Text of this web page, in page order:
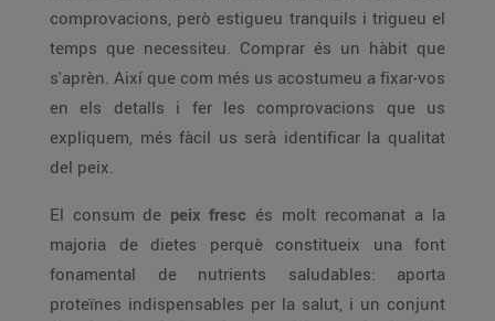
comprovacions, però estigueu tranquils i trigueu el
temps que necessiteu. Comprar és un hàbit que
s'aprèn. Així que com més us acostumeu a fixar-vos
en els detalls i fer les comprovacions que us
expliquem, més fàcil us serà identificar la qualitat
del peix.
El consum de peix fresc és molt recomanat a la
majoria de dietes perquè constitueix una font
fonamental de nutrients saludables: aporta
proteïnes indispensables per la salut, i un conjunt